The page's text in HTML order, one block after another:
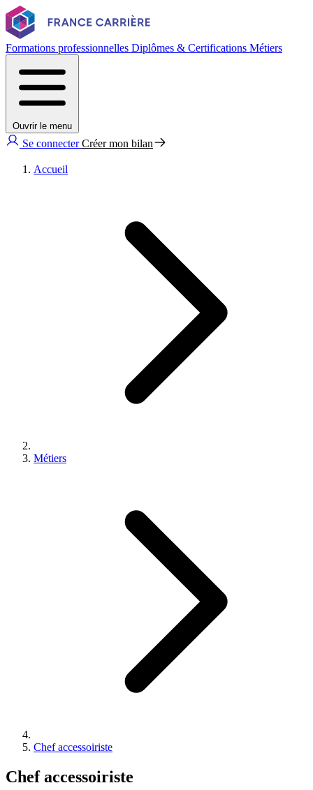
Formations professionnelles Diplômes & Certifications Métiers
Ouvrir le menu
Se connecterCréer mon bilan
Accueil
Métiers
Chef accessoiriste
Chef accessoiriste